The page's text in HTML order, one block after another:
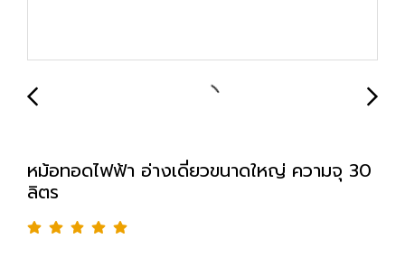
หม้อทอดไฟฟ้า อ่างเดี่ยวขนาดใหญ่ ความจุ 30
ลิตร